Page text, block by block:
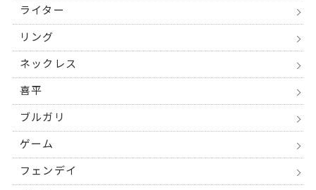
ライター
リング
ネックレス
喜平
ブルガリ
ゲーム
フェンデイ